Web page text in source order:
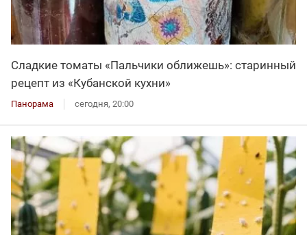
Сладкие томаты «Пальчики оближешь»: старинный
рецепт из «Кубанской кухни»
Панорама сегодня, 20:00